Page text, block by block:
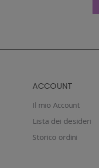
ACCOUNT
Il mio Account
Lista dei desideri
Storico ordini